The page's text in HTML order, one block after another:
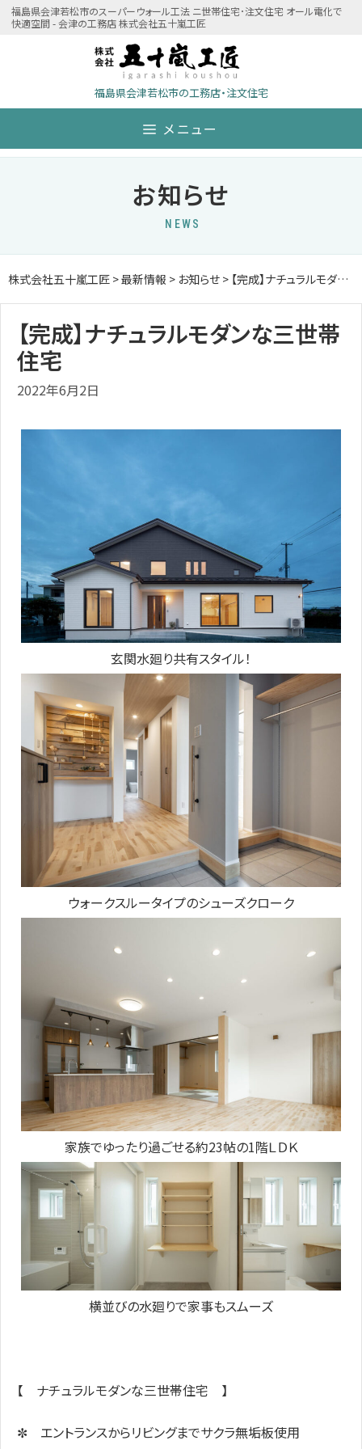
Skip福島県会津若松市のスーパーウォール工法 ニ世帯住宅･注文住宅 オール電化で
快適空間 - 会津の工務店 株式会社五十嵐工匠
福島県会津若松市の工務店・注文住宅
メニュー
お知らせ
NEWS
株式会社五十嵐工匠 >最新情報 > お知らせ > 【完成】ナチュラルモダンな三世帯住宅
【完成】ナチュラルモダンな三世帯
住宅
2022年6月2日
玄関水廻り共有スタイル！
ウォークスルータイプのシューズクローク
家族でゆったり過ごせる約23帖の1階ＬＤＫ
横並びの水廻りで家事もスムーズ
【 ナチュラルモダンな三世帯住宅 】
✼ エントランスからリビングまでサクラ無垢板使用